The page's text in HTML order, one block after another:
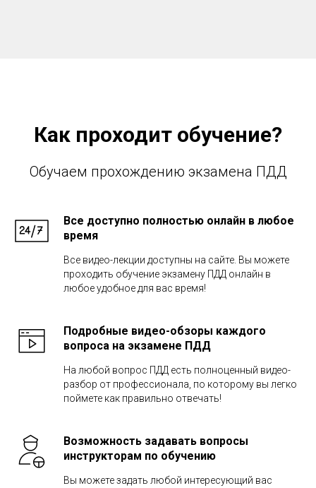
Как проходит обучение?
Обучаем прохождению экзамена ПДД
Все доступно полностью онлайн в любое
время
Все видео-лекции доступны на сайте. Вы можете
проходить обучение экзамену ПДД онлайн в
любое удобное для вас время!
Подробные видео-обзоры каждого
вопроса на экзамене ПДД
На любой вопрос ПДД есть полноценный видео-
разбор от профессионала, по которому вы легко
поймете как правильно отвечать!
Возможность задавать вопросы
инструкторам по обучению
Вы можете задать любой интересующий вас